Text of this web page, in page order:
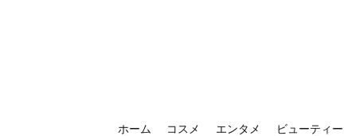
ホーム コスメ エンタメ ビューティー